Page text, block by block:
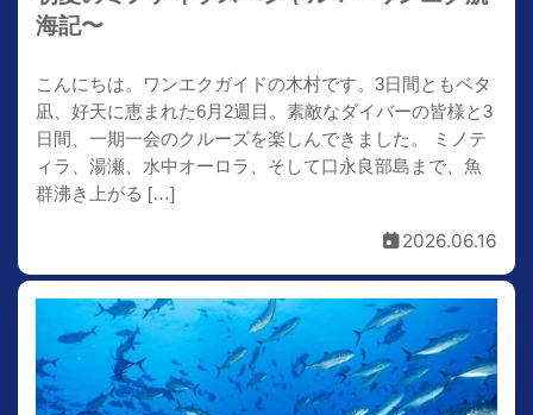
海記〜
こんにちは。ワンエクガイドの木村です。3日間ともベタ
凪、好天に恵まれた6月2週目。素敵なダイバーの皆様と3
日間、一期一会のクルーズを楽しんできました。 ミノテ
ィラ、湯瀬、水中オーロラ、そして口永良部島まで、魚
群沸き上がる […]
2026.06.16